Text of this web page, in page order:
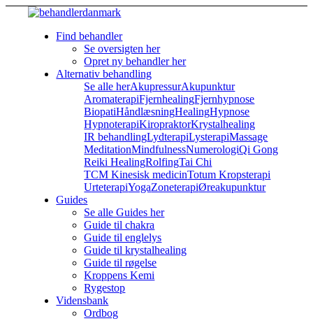
Find behandler
Se oversigten her
Opret ny behandler her
Alternativ behandling
Se alle herAkupressurAkupunktur
AromaterapiFjernhealingFjernhypnose
BiopatiHåndlæsningHealingHypnose
HypnoterapiKiropraktorKrystalhealing
IR behandlingLydterapiLysterapiMassage
MeditationMindfulnessNumerologiQi Gong
Reiki HealingRolfingTai Chi
TCM Kinesisk medicinTotum Kropsterapi
UrteterapiYogaZoneterapiØreakupunktur
Guides
Se alle Guides her
Guide til chakra
Guide til englelys
Guide til krystalhealing
Guide til røgelse
Kroppens Kemi
Rygestop
Vidensbank
Ordbog